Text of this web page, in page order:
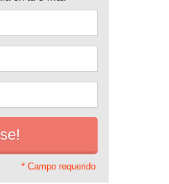
* Campo requerido